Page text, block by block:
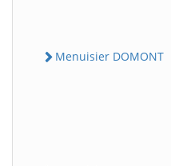
Menuisier DOMONT